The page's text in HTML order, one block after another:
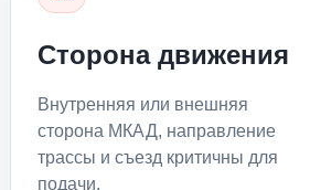
Сторона движения
Внутренняя или внешняя
сторона МКАД, направление
трассы и съезд критичны для
подачи.